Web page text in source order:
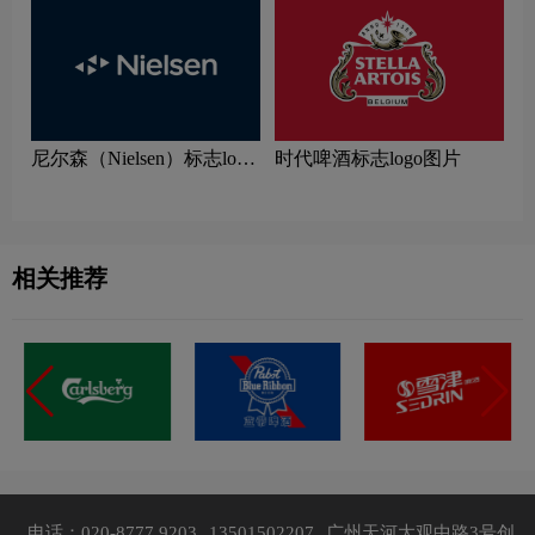
尼尔森（Nielsen）标志logo
时代啤酒标志logo图片
相关推荐